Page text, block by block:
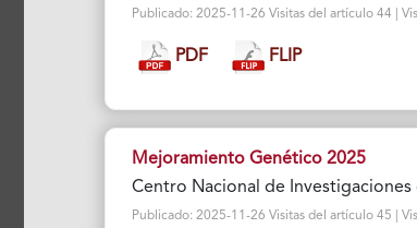
Publicado: 2025-11-26 Visitas del artículo 44 |
PDF FLIP
Mejoramiento Genético 2025
Centro Nacional de Investigaciones
Publicado: 2025-11-26 Visitas del artículo 45 |